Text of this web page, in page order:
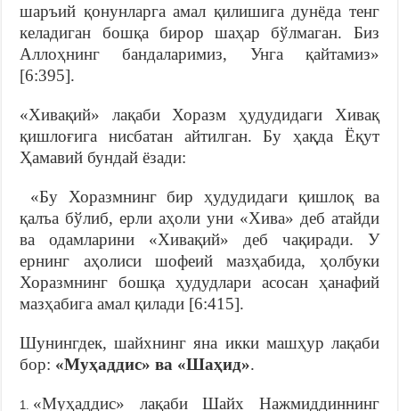
шаръий қонунларга амал қилишига дунёда тенг
келадиган бошқа бирор шаҳар бўлмаган. Биз
Аллоҳнинг бандаларимиз, Унга қайтамиз»
[6:395].
«Хивақий» лақаби Хоразм ҳудудидаги Хивақ
қишлоғига нисбатан айтилган. Бу ҳақда Ёқут
Ҳамавий бундай ёзади:
«Бу Хоразмнинг бир ҳудудидаги қишлоқ ва
қалъа бўлиб, ерли аҳоли уни «Хива» деб атайди
ва одамларини «Хивақий» деб чақиради. У
ернинг аҳолиси шофеий мазҳабида, ҳолбуки
Хоразмнинг бошқа ҳудудлари асосан ҳанафий
мазҳабига амал қилади [6:415].
Шунингдек, шайхнинг яна икки машҳур лақаби
бор: «Муҳаддис» ва «Шаҳид».
«Муҳаддис» лақаби Шайх Нажмиддиннинг